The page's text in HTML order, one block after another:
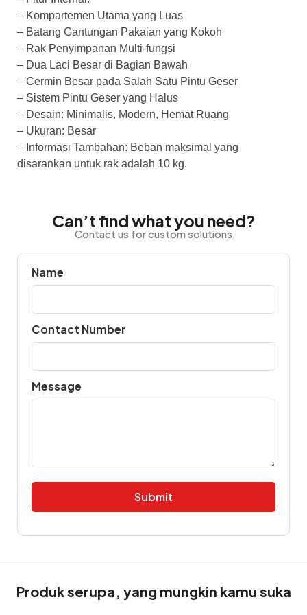
– Kompartemen Utama yang Luas
– Batang Gantungan Pakaian yang Kokoh
– Rak Penyimpanan Multi-fungsi
– Dua Laci Besar di Bagian Bawah
– Cermin Besar pada Salah Satu Pintu Geser
– Sistem Pintu Geser yang Halus
– Desain: Minimalis, Modern, Hemat Ruang
– Ukuran: Besar
– Informasi Tambahan: Beban maksimal yang
disarankan untuk rak adalah 10 kg.
Can’t find what you need?
Contact us for custom solutions
Name
Contact Number
Message
Produk serupa, yang mungkin kamu suka